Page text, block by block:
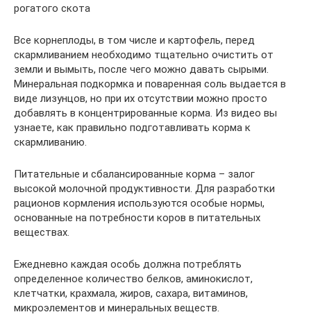
рогатого скота
Все корнеплоды, в том числе и картофель, перед
скармливанием необходимо тщательно очистить от
земли и вымыть, после чего можно давать сырыми.
Минеральная подкормка и поваренная соль выдается в
виде лизунцов, но при их отсутствии можно просто
добавлять в концентрированные корма. Из видео вы
узнаете, как правильно подготавливать корма к
скармливанию.
Питательные и сбалансированные корма – залог
высокой молочной продуктивности. Для разработки
рационов кормления используются особые нормы,
основанные на потребности коров в питательных
веществах.
Ежедневно каждая особь должна потреблять
определенное количество белков, аминокислот,
клетчатки, крахмала, жиров, сахара, витаминов,
микроэлементов и минеральных веществ.